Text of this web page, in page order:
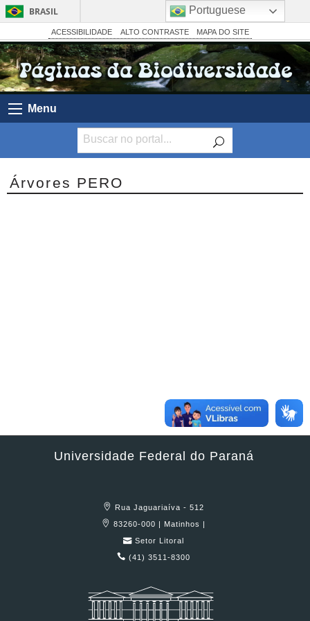
BRASIL
Simplifique!
Comunica BR
Participe
Legislação
Canais
ACESSIBILIDADE ALTO CONTRASTE MAPA DO SITE
Menu
Árvores PERO
Universidade Federal do Paraná
Rua Jaguariaíva - 512
83260-000 | Matinhos |
Setor Litoral
(41) 3511-8300
Portuguese